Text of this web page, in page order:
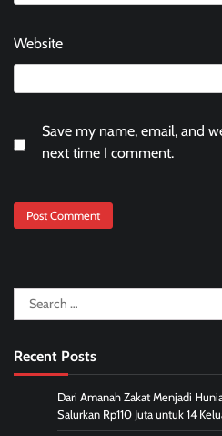
Website
Save my name, email, and
next time I comment.
Search
for:
Recent Posts
Dari Amanah Zakat Menjadi
Salurkan Rp110 Juta untuk 14